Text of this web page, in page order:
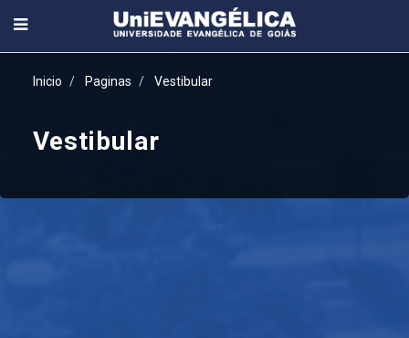
Inicio Paginas Vestibular
Vestibular